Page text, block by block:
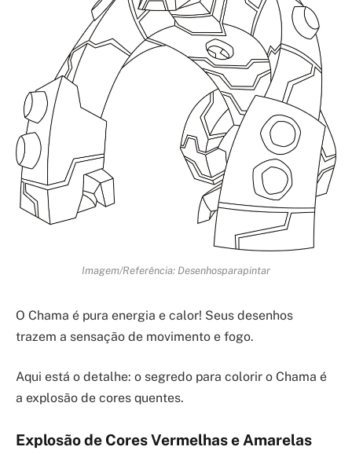
Imagem/Referência: Desenhosparapintar
O Chama é pura energia e calor! Seus desenhos
trazem a sensação de movimento e fogo.
Aqui está o detalhe: o segredo para colorir o Chama é
a explosão de cores quentes.
Explosão de Cores Vermelhas e Amarelas